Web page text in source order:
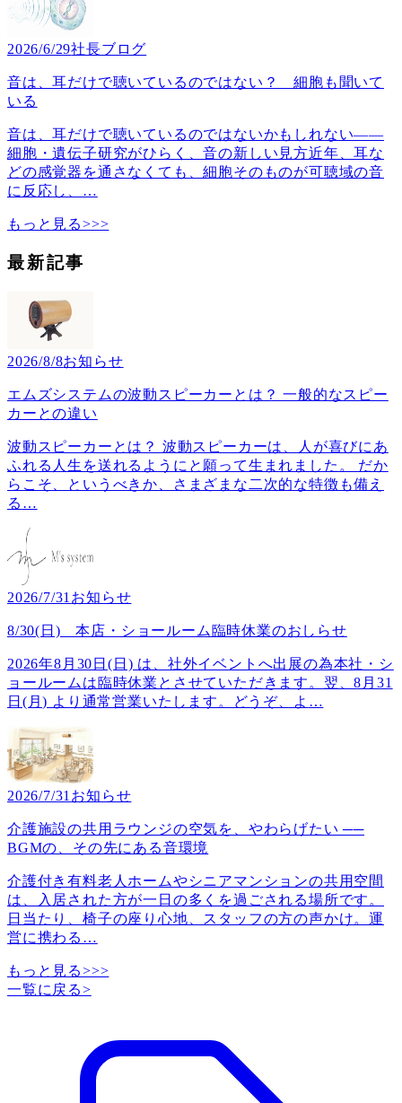
2026/6/29社長ブログ
音は、耳だけで聴いているのではない？ 細胞も聞いて
いる
音は、耳だけで聴いているのではないかもしれない――
細胞・遺伝子研究がひらく、音の新しい見方近年、耳な
どの感覚器を通さなくても、細胞そのものが可聴域の音
に反応し、 …
もっと見る>>>
最新記事
2026/8/8お知らせ
エムズシステムの波動スピーカーとは？ 一般的なスピー
カーとの違い
波動スピーカーとは？ 波動スピーカーは、人が喜びにあ
ふれる人生を送れるようにと願って生まれました。 だか
らこそ、というべきか、さまざまな二次的な特徴も備え
る …
2026/7/31 お知らせ
8/30(日) 本店・ショールーム臨時休業のおしらせ
2026年8月30日(日) は、社外イベントへ出展の為本社・シ
ョールームは臨時休業とさせていただきます。翌、8月31
日(月) より通常営業いたします。どうぞ、よ …
2026/7/31 お知らせ
介護施設の共用ラウンジの空気を、やわらげたい ──
BGMの、その先にある音環境
介護付き有料老人ホームやシニアマンションの共用空間
は、入居された方が一日の多くを過ごされる場所です。
日当たり、椅子の座り心地、スタッフの方の声かけ。運
営に携わる …
もっと見る>>>
一覧に戻る>